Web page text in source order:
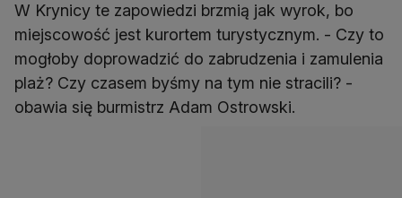
W Krynicy te zapowiedzi brzmią jak wyrok, bo
miejscowość jest kurortem turystycznym. - Czy to
mogłoby doprowadzić do zabrudzenia i zamulenia
plaż? Czy czasem byśmy na tym nie stracili? -
obawia się burmistrz Adam Ostrowski.